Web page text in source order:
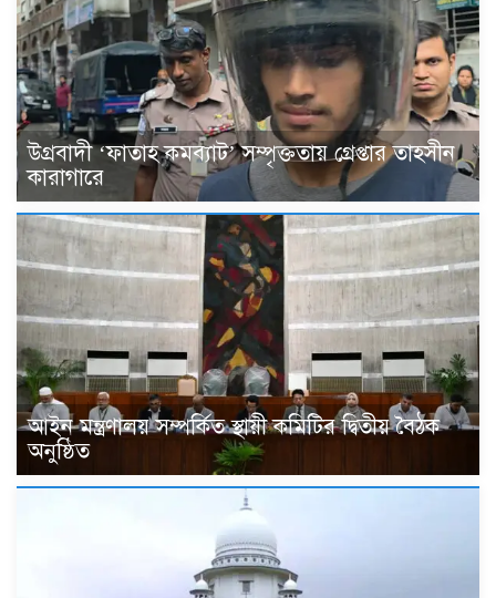
উগ্রবাদী ‘ফাতাহ কমব্যাট’ সম্পৃক্ততায় গ্রেপ্তার তাহসীন
কারাগারে
আইন মন্ত্রণালয় সম্পর্কিত স্থায়ী কমিটির দ্বিতীয় বৈঠক
অনুষ্ঠিত